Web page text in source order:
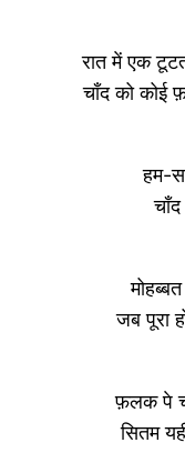
रात में एक
चाँद को कोई
हम-
जब पूरा
फ़लक पे
सितम